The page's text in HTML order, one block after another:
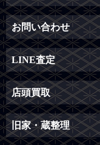
お問い合わせ
LINE査定
店頭買取
旧家・蔵整理